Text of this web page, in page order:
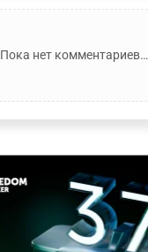
Пока нет комментариев…